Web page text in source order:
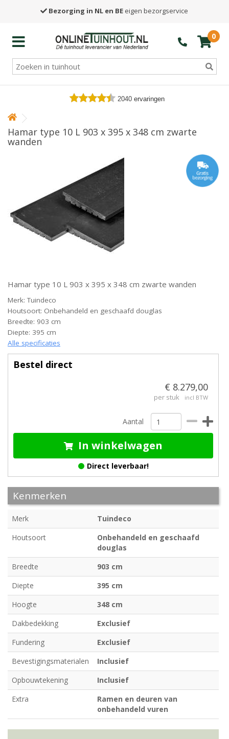
Bezorging in NL en BE eigen bezorgservice
0
2040 ervaringen
Hamar type 10 L 903 x 395 x 348 cm zwarte
wanden
Hamar type 10 L 903 x 395 x 348 cm zwarte wanden
Merk: Tuindeco
Houtsoort: Onbehandeld en geschaafd douglas
Breedte: 903 cm
Diepte: 395 cm
Alle specificaties
Bestel direct
€ 8.279,00
per stuk incl BTW
Aantal
In winkelwagen
Direct leverbaar!
Kenmerken
Merk
Tuindeco
Houtsoort
Onbehandeld en geschaafd
douglas
Breedte
903 cm
Diepte
395 cm
Hoogte
348 cm
Dakbedekking
Exclusief
Fundering
Exclusief
Bevestigingsmaterialen
Inclusief
Opbouwtekening
Inclusief
Extra
Ramen en deuren van
onbehandeld vuren